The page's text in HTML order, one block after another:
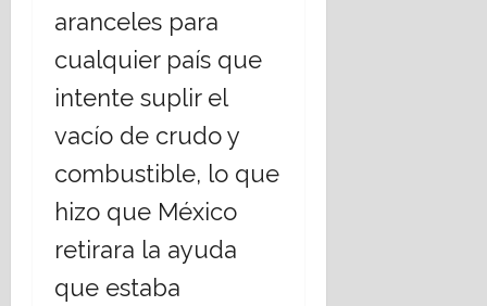
aranceles para
cualquier país que
intente suplir el
vacío de crudo y
combustible, lo que
hizo que México
retirara la ayuda
que estaba